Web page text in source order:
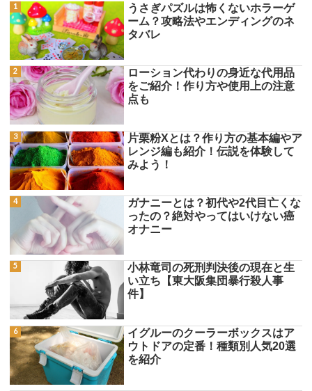
うさぎパズルは怖くないホラーゲ
ーム？攻略法やエンディングのネ
タバレ
ローション代わりの身近な代用品
をご紹介！作り方や使用上の注意
点も
片栗粉Xとは？作り方の基本編やア
レンジ編も紹介！伝説を体験して
みよう！
ガナニーとは？初代や2代目亡くな
ったの？絶対やってはいけない癌
オナニー
小林竜司の死刑判決後の現在と生
い立ち【東大阪集団暴行殺人事
件】
イグルーのクーラーボックスはア
ウトドアの定番！種類別人気20選
を紹介